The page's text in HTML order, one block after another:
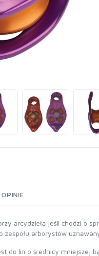
OPINIE
arcydzieła jeśli chodzi o
zespołu arborystów
do lin o średnicy mniejszej